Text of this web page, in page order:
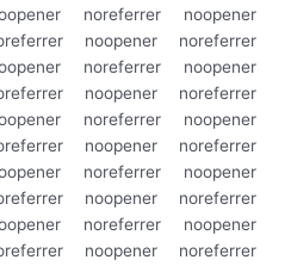
noreferrer noopener
noopener noreferrer
noreferrer noopener
noopener noreferrer
noreferrer noopener
noopener noreferrer
noreferrer noopener
noopener noreferrer
noreferrer noopener
noopener noreferrer